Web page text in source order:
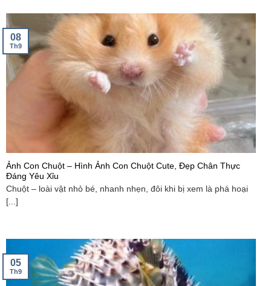
Ảnh Con Chuột – Hình Ảnh Con Chuột Cute, Đẹp Chân Thực
Đáng Yêu Xỉu
Chuột – loài vật nhỏ bé, nhanh nhẹn, đôi khi bị xem là phá hoại
[...]
08
Th9
05
Th9